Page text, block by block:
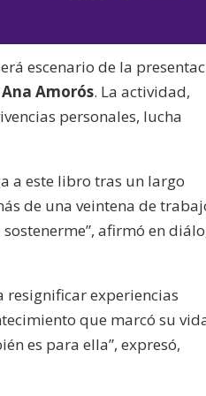
teclas
de
flecha
arriba/abajo
o
disminuir
el
escenario de la
Ana Amorós. La actividad,
personales, lucha
a este libro tras un largo
de una veintena de
afirmó en
experiencias
que marcó su
es para ella”, expresó,